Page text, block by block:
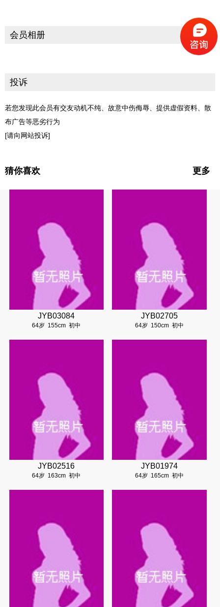
会员相册
投诉
若您发现此会员有交友动机不纯、故意中伤侮辱、提供虚假资料、散
布广告等恶劣行为
[请向网站投诉]
猜你喜欢 更多
JYB03084
64岁 155cm 初中
JYB02705
64岁 150cm 初中
JYB02516
64岁 163cm 初中
JYB01974
64岁 165cm 初中